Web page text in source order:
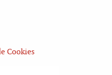
Cookies